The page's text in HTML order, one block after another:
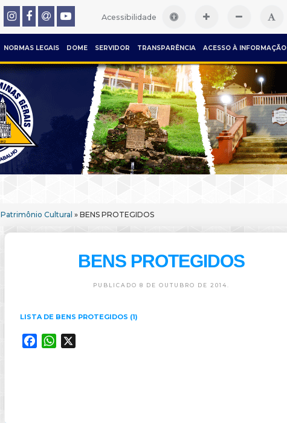
Acessibilidade
NORMAS LEGAIS DOME SERVIDOR TRANSPARÊNCIA ACESSO À INFORMAÇÃO
Patrimônio Cultural » BENS PROTEGIDOS
BENS PROTEGIDOS
PUBLICADO 8 DE OUTUBRO DE 2014.
LISTA DE BENS PROTEGIDOS (1)
FacebookWhatsApp